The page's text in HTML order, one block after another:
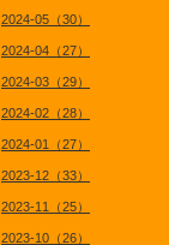
2024-05（30）
2024-04（27）
2024-03（29）
2024-02（28）
2024-01（27）
2023-12（33）
2023-11（25）
2023-10（26）